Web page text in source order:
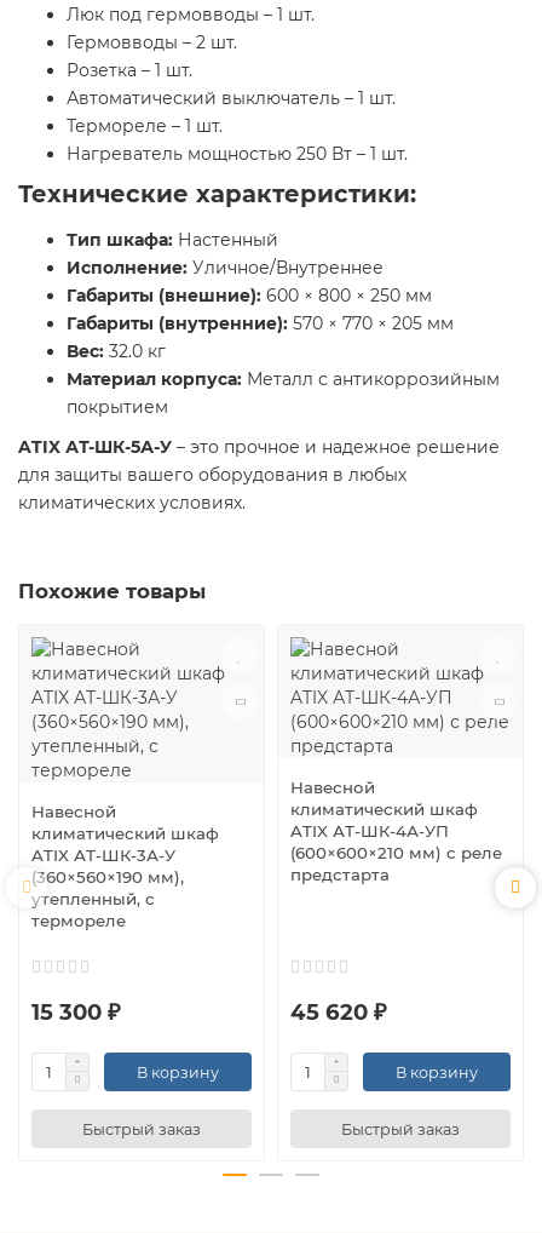
Люк под гермовводы – 1 шт.
Гермовводы – 2 шт.
Розетка – 1 шт.
Автоматический выключатель – 1 шт.
Термореле – 1 шт.
Нагреватель мощностью 250 Вт – 1 шт.
Технические характеристики:
Тип шкафа: Настенный
Исполнение: Уличное/Внутреннее
Габариты (внешние): 600 × 800 × 250 мм
Габариты (внутренние): 570 × 770 × 205 мм
Вес: 32.0 кг
Материал корпуса: Металл с антикоррозийным
покрытием
ATIX АТ-ШК-5А-У – это прочное и надежное решение
для защиты вашего оборудования в любых
климатических условиях.
Похожие товары
Навесной
климатический шкаф
ATIX АТ-ШК-3А-У
(360×560×190 мм),
утепленный, с
термореле
15 300 ₽
В корзину
Быстрый заказ
Навесной
климатический шкаф
ATIX АТ-ШК-4А-УП
(600×600×210 мм) с реле
предстарта
45 620 ₽
В корзину
Быстрый заказ